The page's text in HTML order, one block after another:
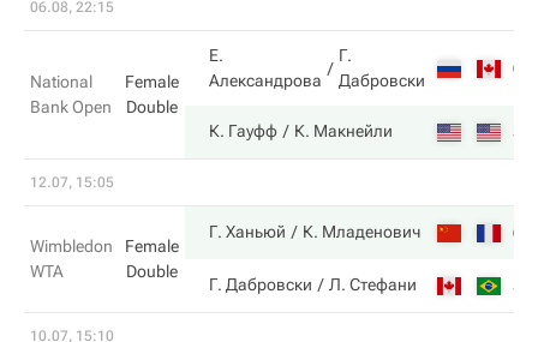
06.08, 22:15
National
Bank Open
Female
Double
Е.
Александрова
Г.
Дабровски
6
К. Гауфф К. Макнейли 3
12.07, 15:05
Wimbledon
WTA
Female
Double
Г. Ханьюй К. Младенович 6
Г. Дабровски Л. Стефани 3
10.07, 15:10